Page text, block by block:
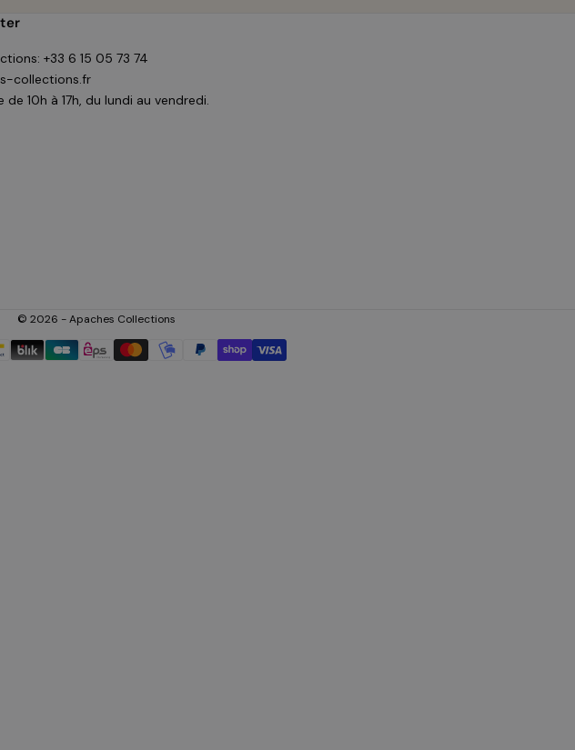
+33 6 15 05 73 74
collections.fr
10h à 17h, du lundi au vendredi.
© 2026 - Apaches Collections